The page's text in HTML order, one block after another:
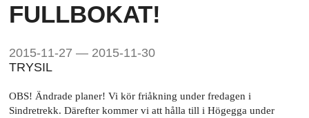
FULLBOKAT!
2015-11-27 — 2015-11-30
TRYSIL
OBS! Ändrade planer! Vi kör friåkning under fredagen i
Sindretrekk. Därefter kommer vi att hålla till i Högegga under